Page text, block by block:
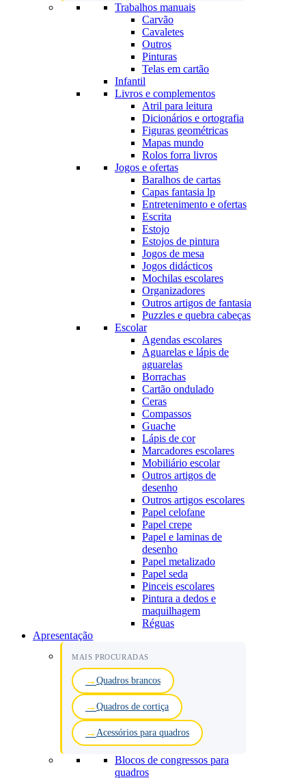
Trabalhos manuais
Carvão
Cavaletes
Outros
Pinturas
Telas em cartão
Infantil
Livros e complementos
Atril para leitura
Dicionários e ortografia
Figuras geométricas
Mapas mundo
Rolos forra livros
Jogos e ofertas
Baralhos de cartas
Capas fantasia lp
Entretenimento e ofertas
Escrita
Estojo
Estojos de pintura
Jogos de mesa
Jogos didácticos
Mochilas escolares
Organizadores
Outros artigos de fantasia
Puzzles e quebra cabeças
Escolar
Agendas escolares
Aguarelas e lápis de
aguarelas
Borrachas
Cartão ondulado
Ceras
Compassos
Guache
Lápis de cor
Marcadores escolares
Mobiliário escolar
Outros artigos de
desenho
Outros artigos escolares
Papel celofane
Papel crepe
Papel e laminas de
desenho
Papel metalizado
Papel seda
Pinceis escolares
Pintura a dedos e
maquilhagem
Réguas
Apresentação
MAIS PROCURADAS
Quadros brancos
Quadros de cortiça
Acessórios para quadros
Blocos de congressos para
quadros